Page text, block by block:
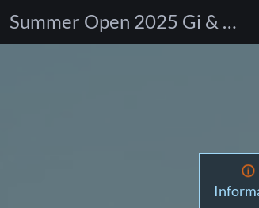
Summer Open 2025 Gi & No Gi Jiu Jitsu